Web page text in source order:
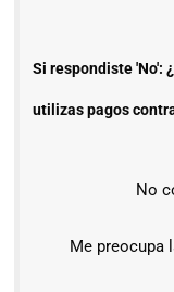
Si respondiste 'No':
utilizas pagos
No
Me preocupa